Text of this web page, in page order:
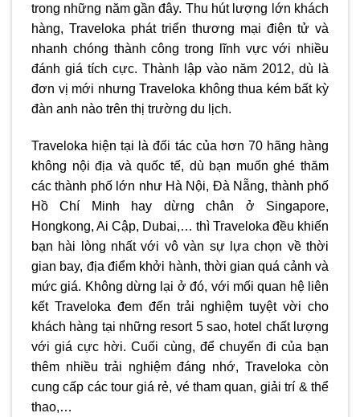
trong những năm gần đây. Thu hút lượng lớn khách
hàng, Traveloka phát triển thương mại điện tử và
nhanh chóng thành công trong lĩnh vực với nhiều
đánh giá tích cực. Thành lập vào năm 2012, dù là
đơn vị mới nhưng Traveloka không thua kém bất kỳ
đàn anh nào trên thị trường du lịch.
Traveloka hiện tại là đối tác của hơn 70 hãng hàng
không nội địa và quốc tế, dù bạn muốn ghé thăm
các thành phố lớn như Hà Nội, Đà Nẵng, thành phố
Hồ Chí Minh hay dừng chân ở Singapore,
Hongkong, Ai Cập, Dubai,… thì Traveloka đều khiến
bạn hài lòng nhất với vô vàn sự lựa chọn về thời
gian bay, địa điểm khởi hành, thời gian quá cảnh và
mức giá. Không dừng lại ở đó, với mối quan hệ liên
kết Traveloka đem đến trải nghiệm tuyệt vời cho
khách hàng tại những resort 5 sao, hotel chất lượng
với giá cực hời. Cuối cùng, để chuyến đi của bạn
thêm nhiều trải nghiệm đáng nhớ, Traveloka còn
cung cấp các tour giá rẻ, vé tham quan, giải trí & thể
thao,…